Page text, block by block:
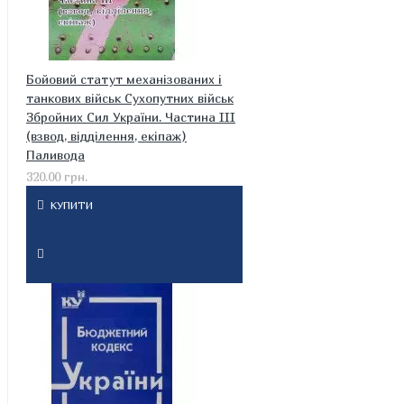
Бойовий статут механізованих і
танкових військ Сухопутних військ
Збройних Сил України. Частина ІІІ
(взвод, відділення, екіпаж)
Паливода
320.00 грн.
КУПИТИ